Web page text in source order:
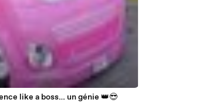
like a boss… un génie 👑😎